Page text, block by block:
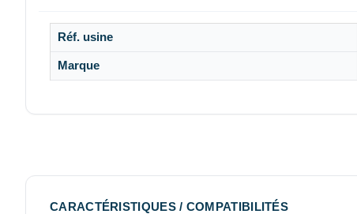
Réf. usine
Marque
CARACTÉRISTIQUES / COMPATIBILITÉS